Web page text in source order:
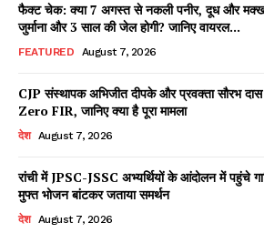
Facebook
X WhatsApp
Share
फैक्ट चेक: क्या 7 अगस्त से नकली पनीर, दूध और
जुर्माना और 3 साल की जेल होगी? जानिए वायरल...
FEATURED August 7, 2026
CJP संस्थापक अभिजीत दीपके और प्रवक्ता सौरभ
Zero FIR, जानिए क्या है पूरा मामला
देश August 7, 2026
रांची में JPSC-JSSC अभ्यर्थियों के आंदोलन में पहुंचे
मुफ्त भोजन बांटकर जताया समर्थन
देश August 7, 2026